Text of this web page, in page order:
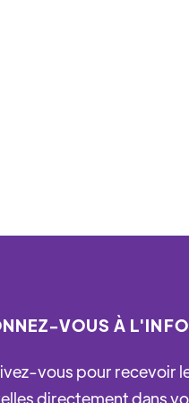
VOUS À
vous pour recevoir
directement dans